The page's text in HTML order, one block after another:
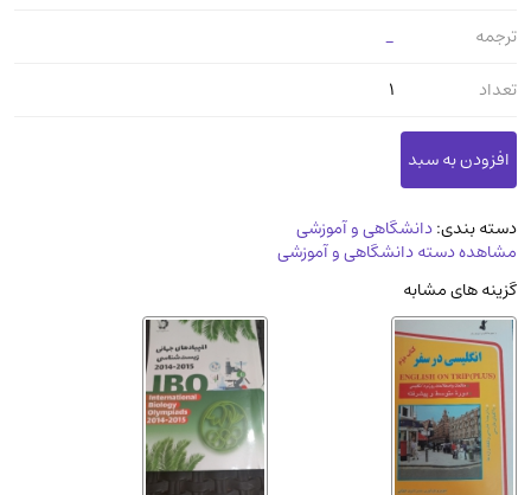
طراحی هنر و نقاشی و مجسمه سازی
زندگینامه شهدا(9)
جغرافیا(9)
استخدامی و کاریابی دولتی و خصوصی.سوالـات
و آزمونها(2)
مدرسان شریف و انتشارت ارشد کتاب‌های..(2)
دانشگاه پیامـ نور
ترجمه
_
تعداد
1
دسته بندی:دانشگاهی و آموزشی
مشاهده دسته دانشگاهی و آموزشی
گزینه های مشابه